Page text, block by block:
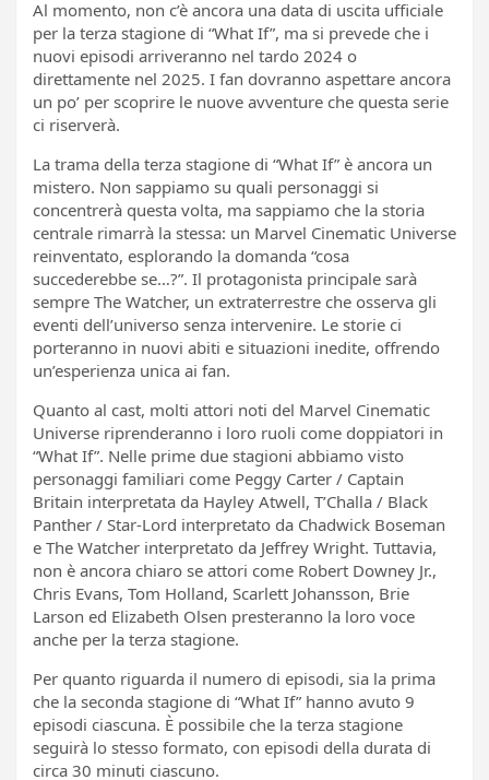
Al momento, non c’è ancora una data di uscita ufficiale
per la terza stagione di “What If”, ma si prevede che i
nuovi episodi arriveranno nel tardo 2024 o
direttamente nel 2025. I fan dovranno aspettare ancora
un po’ per scoprire le nuove avventure che questa serie
ci riserverà.
La trama della terza stagione di “What If” è ancora un
mistero. Non sappiamo su quali personaggi si
concentrerà questa volta, ma sappiamo che la storia
centrale rimarrà la stessa: un Marvel Cinematic Universe
reinventato, esplorando la domanda “cosa
succederebbe se…?”. Il protagonista principale sarà
sempre The Watcher, un extraterrestre che osserva gli
eventi dell’universo senza intervenire. Le storie ci
porteranno in nuovi abiti e situazioni inedite, offrendo
un’esperienza unica ai fan.
Quanto al cast, molti attori noti del Marvel Cinematic
Universe riprenderanno i loro ruoli come doppiatori in
“What If”. Nelle prime due stagioni abbiamo visto
personaggi familiari come Peggy Carter / Captain
Britain interpretata da Hayley Atwell, T’Challa / Black
Panther / Star-Lord interpretato da Chadwick Boseman
e The Watcher interpretato da Jeffrey Wright. Tuttavia,
non è ancora chiaro se attori come Robert Downey Jr.,
Chris Evans, Tom Holland, Scarlett Johansson, Brie
Larson ed Elizabeth Olsen presteranno la loro voce
anche per la terza stagione.
Per quanto riguarda il numero di episodi, sia la prima
che la seconda stagione di “What If” hanno avuto 9
episodi ciascuna. È possibile che la terza stagione
seguirà lo stesso formato, con episodi della durata di
circa 30 minuti ciascuno.